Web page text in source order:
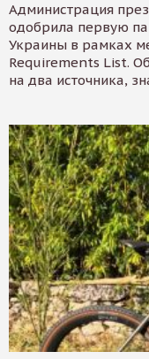
Администрация
одобрила первую
Украины в рамках
Requirements List.
на два источника,